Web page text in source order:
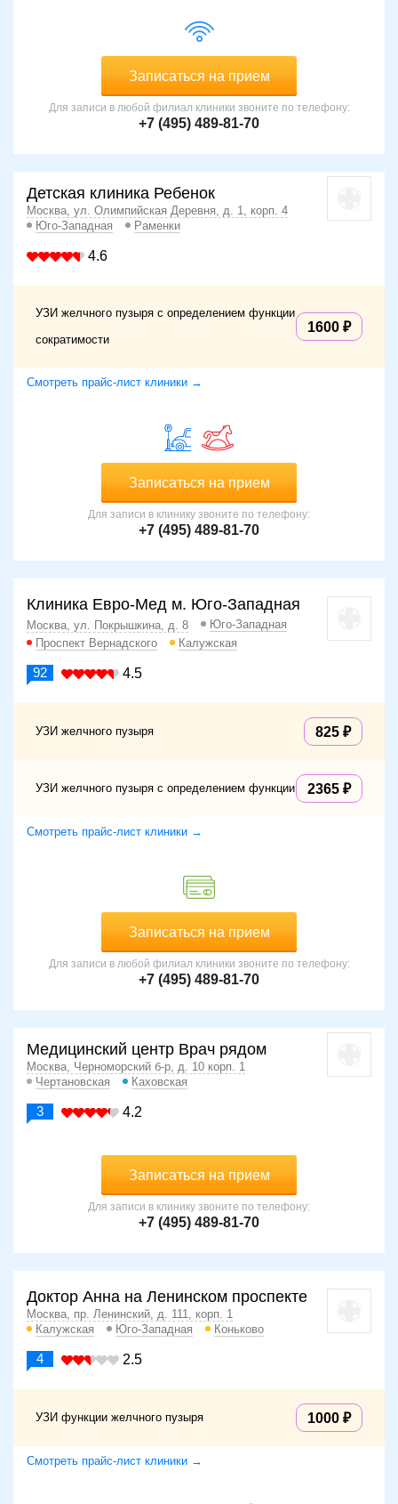
Записаться на прием
Для записи в любой филиал клиники звоните по телефону:
+7 (495) 489-81-70
Детская клиника Ребенок
Москва, ул. Олимпийская Деревня, д. 1, корп. 4
Юго-Западная
Раменки
4.6
УЗИ желчного пузыря с определением функции
сократимости
1600
Смотреть прайс-лист клиники →
Записаться на прием
Для записи в клинику звоните по телефону:
+7 (495) 489-81-70
Клиника Евро-Мед м. Юго-Западная
Москва, ул. Покрышкина, д. 8
Юго-Западная
Проспект Вернадского
Калужская
92 4.5
УЗИ желчного пузыря 825
УЗИ желчного пузыря с определением функции 2365
Смотреть прайс-лист клиники →
Записаться на прием
Для записи в любой филиал клиники звоните по телефону:
+7 (495) 489-81-70
Медицинский центр Врач рядом
Москва, Черноморский б-р, д. 10 корп. 1
Чертановская
Каховская
3 4.2
Записаться на прием
Для записи в клинику звоните по телефону:
+7 (495) 489-81-70
Доктор Анна на Ленинском проспекте
Москва, пр. Ленинский, д. 111, корп. 1
Калужская
Юго-Западная Коньково
4 2.5
УЗИ функции желчного пузыря 1000
Смотреть прайс-лист клиники →